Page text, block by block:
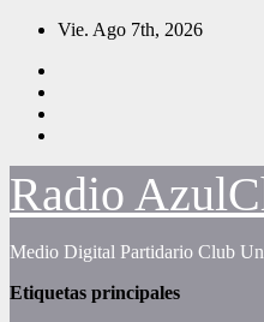
Saltar
contenido
Vie. Ago 7th, 2026
Radio
Medio Digital Partidario Club
Etiquetas principales